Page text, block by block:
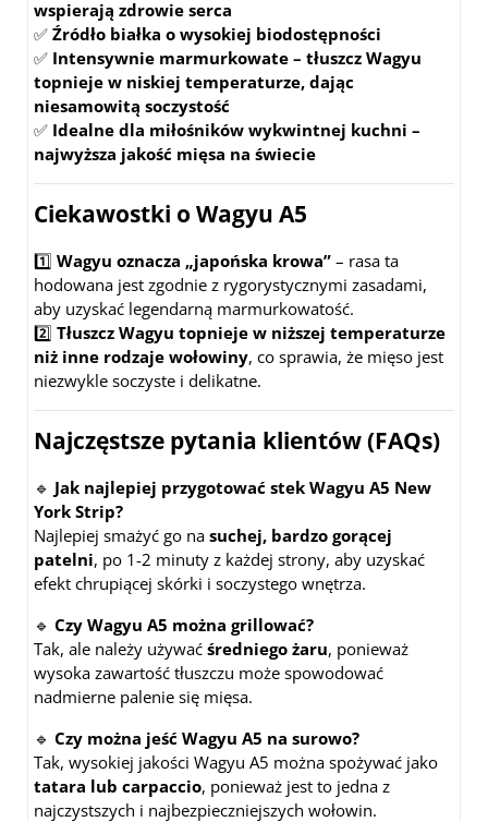
wspierają zdrowie serca
✅ Źródło białka o wysokiej biodostępności
✅ Intensywnie marmurkowate – tłuszcz Wagyu
topnieje w niskiej temperaturze, dając
niesamowitą soczystość
✅ Idealne dla miłośników wykwintnej kuchni –
najwyższa jakość mięsa na świecie
Ciekawostki o Wagyu A5
1️⃣ Wagyu oznacza „japońska krowa” – rasa ta
hodowana jest zgodnie z rygorystycznymi zasadami,
aby uzyskać legendarną marmurkowatość.
2️⃣ Tłuszcz Wagyu topnieje w niższej temperaturze
niż inne rodzaje wołowiny, co sprawia, że mięso jest
niezwykle soczyste i delikatne.
Najczęstsze pytania klientów (FAQs)
🔹 Jak najlepiej przygotować stek Wagyu A5 New
York Strip?
Najlepiej smażyć go na suchej, bardzo gorącej
patelni, po 1-2 minuty z każdej strony, aby uzyskać
efekt chrupiącej skórki i soczystego wnętrza.
🔹 Czy Wagyu A5 można grillować?
Tak, ale należy używać średniego żaru, ponieważ
wysoka zawartość tłuszczu może spowodować
nadmierne palenie się mięsa.
🔹 Czy można jeść Wagyu A5 na surowo?
Tak, wysokiej jakości Wagyu A5 można spożywać jako
tatara lub carpaccio, ponieważ jest to jedna z
najczystszych i najbezpieczniejszych wołowin.